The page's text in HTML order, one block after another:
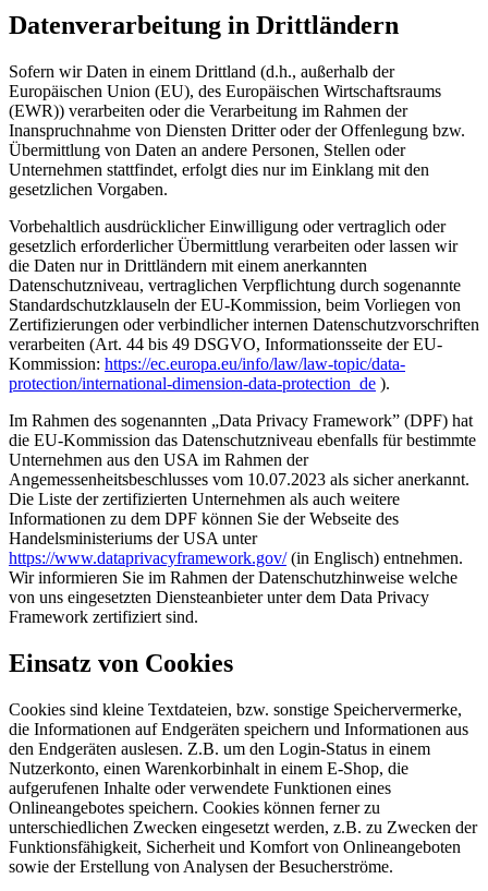
Datenverarbeitung in Drittländern
Sofern wir Daten in einem Drittland (d.h., außerhalb der
Europäischen Union (EU), des Europäischen Wirtschaftsraums
(EWR)) verarbeiten oder die Verarbeitung im Rahmen der
Inanspruchnahme von Diensten Dritter oder der Offenlegung bzw.
Übermittlung von Daten an andere Personen, Stellen oder
Unternehmen stattfindet, erfolgt dies nur im Einklang mit den
gesetzlichen Vorgaben.
Vorbehaltlich ausdrücklicher Einwilligung oder vertraglich oder
gesetzlich erforderlicher Übermittlung verarbeiten oder lassen wir
die Daten nur in Drittländern mit einem anerkannten
Datenschutzniveau, vertraglichen Verpflichtung durch sogenannte
Standardschutzklauseln der EU-Kommission, beim Vorliegen von
Zertifizierungen oder verbindlicher internen Datenschutzvorschriften
verarbeiten (Art. 44 bis 49 DSGVO, Informationsseite der EU-
Kommission: https://ec.europa.eu/info/law/law-topic/data-
protection/international-dimension-data-protection_de ).
Im Rahmen des sogenannten „Data Privacy Framework” (DPF) hat
die EU-Kommission das Datenschutzniveau ebenfalls für bestimmte
Unternehmen aus den USA im Rahmen der
Angemessenheitsbeschlusses vom 10.07.2023 als sicher anerkannt.
Die Liste der zertifizierten Unternehmen als auch weitere
Informationen zu dem DPF können Sie der Webseite des
Handelsministeriums der USA unter
https://www.dataprivacyframework.gov/(in Englisch) entnehmen.
Wir informieren Sie im Rahmen der Datenschutzhinweise welche
von uns eingesetzten Diensteanbieter unter dem Data Privacy
Framework zertifiziert sind.
Einsatz von Cookies
Cookies sind kleine Textdateien, bzw. sonstige Speichervermerke,
die Informationen auf Endgeräten speichern und Informationen aus
den Endgeräten auslesen. Z.B. um den Login-Status in einem
Nutzerkonto, einen Warenkorbinhalt in einem E-Shop, die
aufgerufenen Inhalte oder verwendete Funktionen eines
Onlineangebotes speichern. Cookies können ferner zu
unterschiedlichen Zwecken eingesetzt werden, z.B. zu Zwecken der
Funktionsfähigkeit, Sicherheit und Komfort von Onlineangeboten
sowie der Erstellung von Analysen der Besucherströme.